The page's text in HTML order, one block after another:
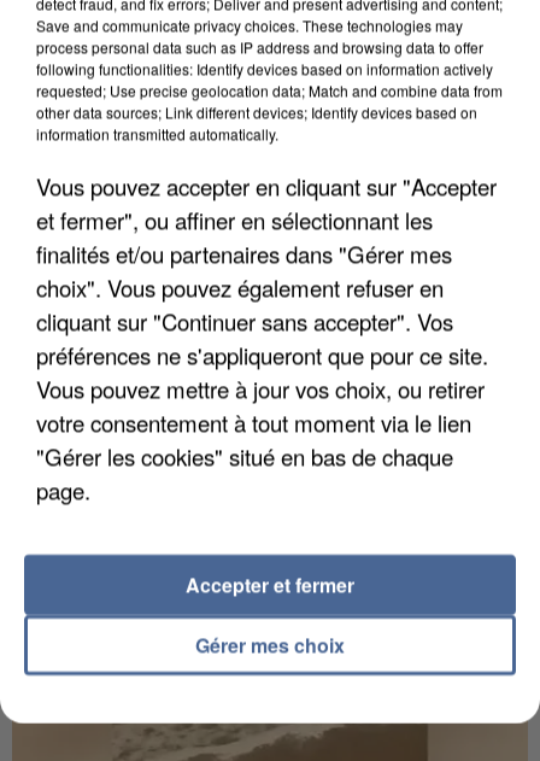
6 août 2026
Gabriel Attal et Raphaël Glucksmann visés par des
ingérences...
Sollicité, Sébastien Lecornu annonce un "travail
commun" avec les partis à la rentrée.
Save and communicate privacy choices. These technologies may
process personal data such as IP address and browsing data to offer
following functionalities: Identify devices based on information actively
requested; Use precise geolocation data; Match and combine data from
other data sources; Link different devices; Identify devices based on
information transmitted automatically.
Vous pouvez accepter en cliquant sur "Accepter
et fermer", ou affiner en sélectionnant les
finalités et/ou partenaires dans "Gérer mes
choix". Vous pouvez également refuser en
cliquant sur "Continuer sans accepter". Vos
préférences ne s'appliqueront que pour ce site.
Vous pouvez mettre à jour vos choix, ou retirer
votre consentement à tout moment via le lien
"Gérer les cookies" situé en bas de chaque
page.
Gérer mes choix
Accepter et fermer